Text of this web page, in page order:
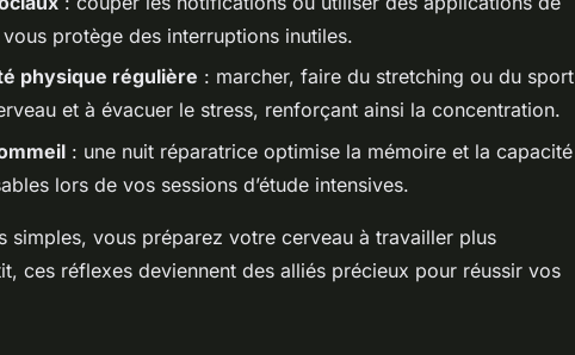
protège des interruptions inutiles.
physique régulière : marcher, faire du stretching ou du sport
et à évacuer le stress, renforçant ainsi la concentration.
: une nuit réparatrice optimise la mémoire et la capacité
lors de vos sessions d’étude intensives.
simples, vous préparez votre cerveau à travailler plus
ces réflexes deviennent des alliés précieux pour réussir vos